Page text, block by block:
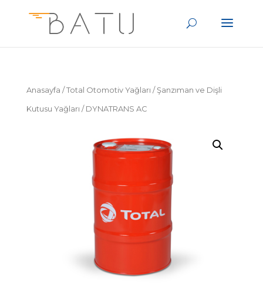
Anasayfa / Total Otomotiv Yağları / Şanzıman ve Dişli
Kutusu Yağları / DYNATRANS AC